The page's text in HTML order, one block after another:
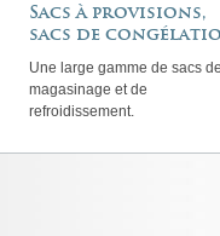
Sacs à provisions,
sacs de
Une large gamme de sacs
magasinage et de
refroidissement.